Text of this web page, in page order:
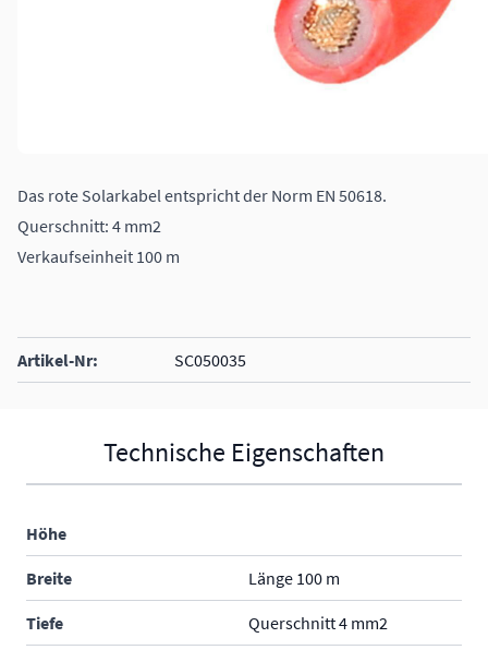
Das rote Solarkabel entspricht der Norm EN 50618.
Querschnitt: 4 mm2
Verkaufseinheit 100 m
Artikel-Nr: SC050035
Technische Eigenschaften
Höhe
Breite Länge 100 m
Tiefe Querschnitt 4 mm2